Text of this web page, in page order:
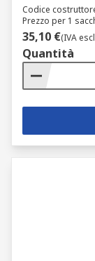
Codice
Prezzo per 1
35,10 €(IVA
Quantità